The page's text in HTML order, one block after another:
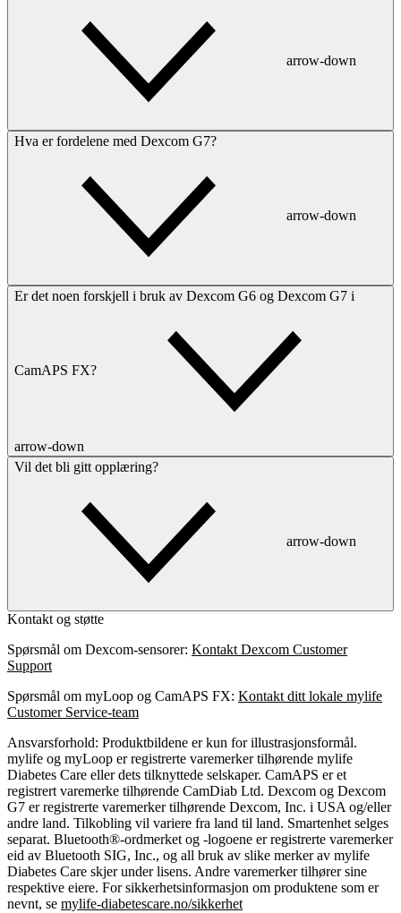
arrow-down
Hva er fordelene med Dexcom G7?
arrow-down
Er det noen forskjell i bruk av Dexcom G6 og Dexcom G7 i
CamAPS FX?
arrow-down
Vil det bli gitt opplæring?
arrow-down
Kontakt og støtte
Spørsmål om Dexcom-sensorer: Kontakt Dexcom Customer
Support
Spørsmål om myLoop og CamAPS FX: Kontakt ditt lokale mylife
Customer Service-team
Ansvarsforhold: Produktbildene er kun for illustrasjonsformål.
mylife og myLoop er registrerte varemerker tilhørende mylife
Diabetes Care eller dets tilknyttede selskaper. CamAPS er et
registrert varemerke tilhørende CamDiab Ltd. Dexcom og Dexcom
G7 er registrerte varemerker tilhørende Dexcom, Inc. i USA og/eller
andre land. Tilkobling vil variere fra land til land. Smartenhet selges
separat. Bluetooth®-ordmerket og -logoene er registrerte varemerker
eid av Bluetooth SIG, Inc., og all bruk av slike merker av mylife
Diabetes Care skjer under lisens. Andre varemerker tilhører sine
respektive eiere. For sikkerhetsinformasjon om produktene som er
nevnt, se mylife-diabetescare.no/sikkerhet